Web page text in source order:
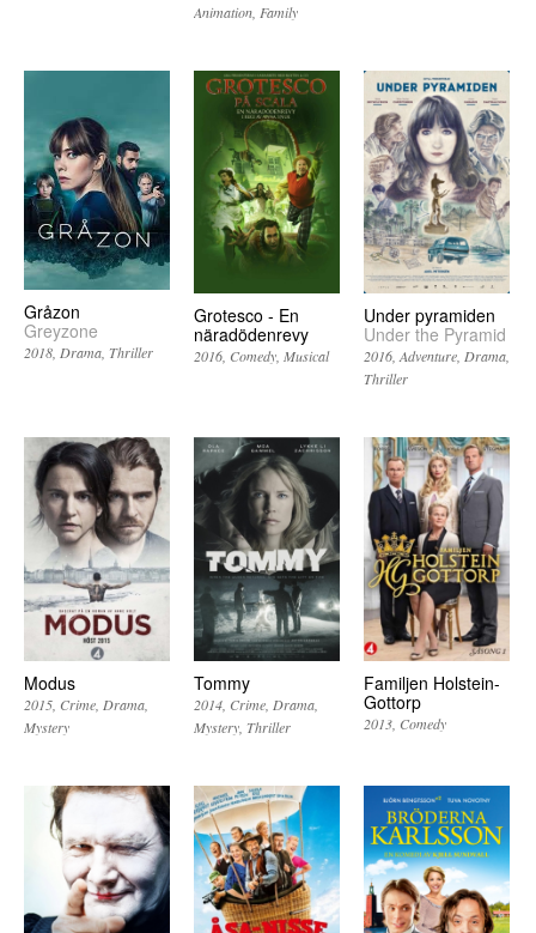
Animation Family
Gråzon
Greyzone
2018 Drama Thriller
Grotesco - En
näradödenrevy
2016 Comedy Musical
Under pyramiden
Under the Pyramid
2016 Adventure Drama
Thriller
Modus
2015 Crime Drama
Mystery
Tommy
2014 Crime Drama
Mystery Thriller
Familjen Holstein-
Gottorp
2013 Comedy